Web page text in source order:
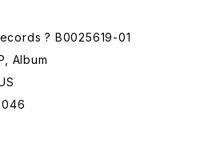
? B0025619-01
Album